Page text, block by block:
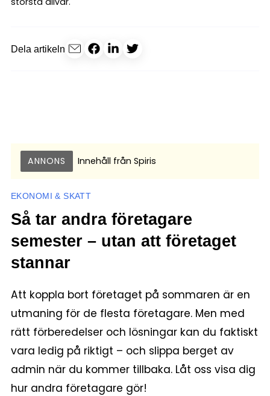
Dela artikeln
ANNONS Innehåll från Spiris
EKONOMI & SKATT
Så tar andra företagare
semester – utan att företaget
stannar
Att koppla bort företaget på sommaren är en
utmaning för de flesta företagare. Men med
rätt förberedelser och lösningar kan du faktiskt
vara ledig på riktigt – och slippa berget av
admin när du kommer tillbaka. Låt oss visa dig
hur andra företagare gör!